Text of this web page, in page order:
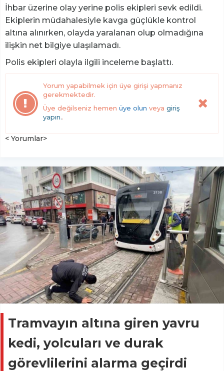
İhbar üzerine olay yerine polis ekipleri sevk edildi.
Ekiplerin müdahalesiyle kavga güçlükle kontrol
altına alınırken, olayda yaralanan olup olmadığına
ilişkin net bilgiye ulaşılamadı.
Polis ekipleri olayla ilgili inceleme başlattı.
Yorum yapabilmek için üye girişi yapmanız
gerekmektedir.
Üye değilseniz hemen üye olun veya giriş
yapın..
< Yorumlar>
Tramvayın altına giren yavru
kedi, yolcuları ve durak
görevlilerini alarma geçirdi